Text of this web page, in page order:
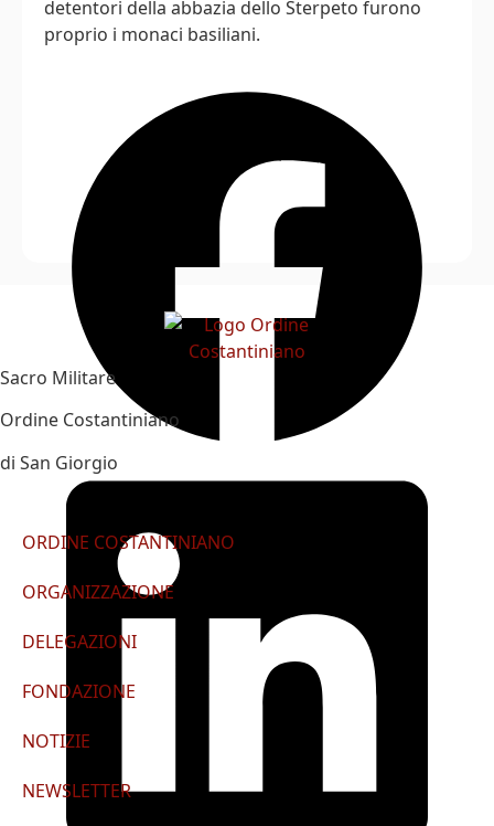
detentori della abbazia dello Sterpeto furono
proprio i monaci basiliani.
Sacro Militare
Ordine Costantiniano
di San Giorgio
ORDINE COSTANTINIANO
ORGANIZZAZIONE
DELEGAZIONI
FONDAZIONE
NOTIZIE
NEWSLETTER